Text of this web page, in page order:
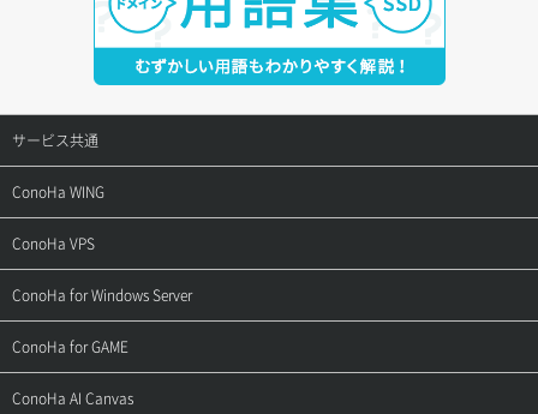
サービス共通
サポートトップ
ご契約・お支払い
用語集
お問い合わせ
ConoHa WING
サポートトップ
ご利用ガイド
お乗り換えガイド
ConoHa VPS
サポートトップ
ご利用ガイド
ConoHa for Windows Server
サポートトップ
ご利用ガイド
ConoHa for GAME
サポートトップ
ConoHa AI Canvas